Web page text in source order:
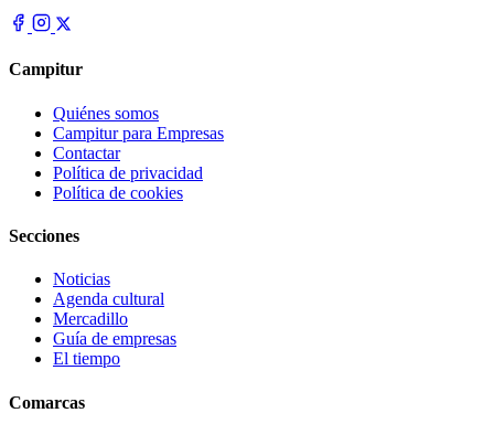
Campitur
Quiénes somos
Campitur para Empresas
Contactar
Política de privacidad
Política de cookies
Secciones
Noticias
Agenda cultural
Mercadillo
Guía de empresas
El tiempo
Comarcas